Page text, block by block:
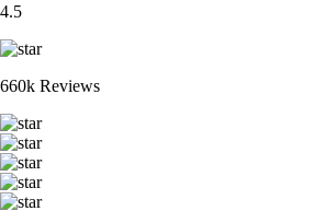
4.5
660k Reviews